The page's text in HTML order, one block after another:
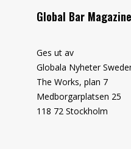
Global Bar Magazine
Ges ut av
Globala Nyheter
The Works, plan 7
Medborgarplatsen 25
118 72 Stockholm